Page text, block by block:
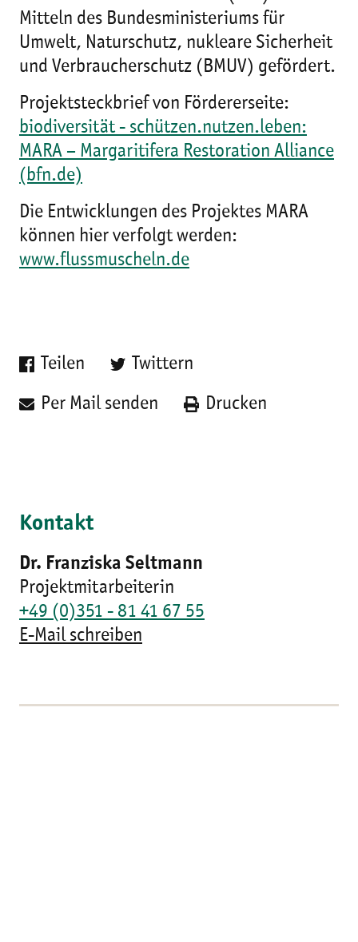
Mitteln des Bundesministeriums für
Umwelt, Naturschutz, nukleare Sicherheit
und Verbraucherschutz (BMUV) gefördert.
Projektsteckbrief von Fördererseite:
biodiversität - schützen.nutzen.leben:
MARA – Margaritifera Restoration Alliance
(bfn.de)
Die Entwicklungen des Projektes MARA
können hier verfolgt werden:
www.flussmuscheln.de
Teilen Twittern
Per Mail senden Drucken
Kontakt
Dr. Franziska Seltmann
Projektmitarbeiterin
+49 (0)351 - 81 41 67 55
E-Mail schreiben